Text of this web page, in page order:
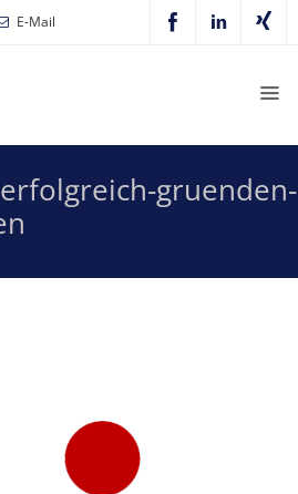
E-Mail
gruenden-